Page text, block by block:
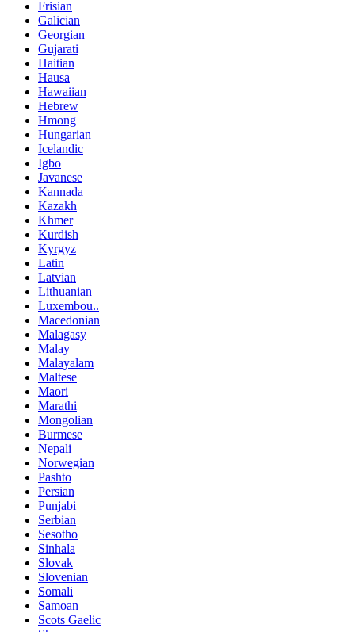
Frisian
Galician
Georgian
Gujarati
Haitian
Hausa
Hawaiian
Hebrew
Hmong
Hungarian
Icelandic
Igbo
Javanese
Kannada
Kazakh
Khmer
Kurdish
Kyrgyz
Latin
Latvian
Lithuanian
Luxembou..
Macedonian
Malagasy
Malay
Malayalam
Maltese
Maori
Marathi
Mongolian
Burmese
Nepali
Norwegian
Pashto
Persian
Punjabi
Serbian
Sesotho
Sinhala
Slovak
Slovenian
Somali
Samoan
Scots Gaelic